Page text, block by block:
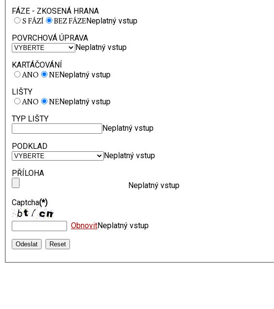
FÁZE - ZKOSENÁ HRANA
S FÁZÍ BEZ FÁZENeplatný vstup
POVRCHOVÁ ÚPRAVA
Neplatný vstup
KARTÁČOVÁNÍ
ANO NENeplatný vstup
LIŠTY
ANO NENeplatný vstup
TYP LIŠTY
Neplatný vstup
PODKLAD
Neplatný vstup
PŘÍLOHA
Neplatný vstup
Captcha(*)
ObnovitNeplatný vstup